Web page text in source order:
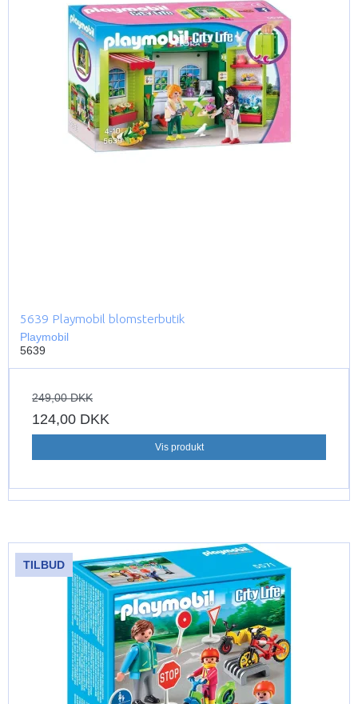
5639 Playmobil blomsterbutik
Playmobil
5639
249,00 DKK
124,00 DKK
Vis produkt
TILBUD